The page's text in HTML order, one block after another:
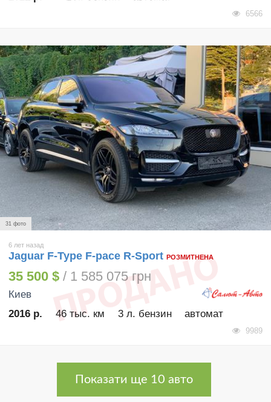
6566
31 фото
6 лет назад
Jaguar F-Type F-pace R-Sport РОЗМИТНЕНА
35 500 $ / 1 585 075 грн
Киев
2016 р.
46 тыс. км 3 л. бензин автомат
9989
Показати ще 10 авто